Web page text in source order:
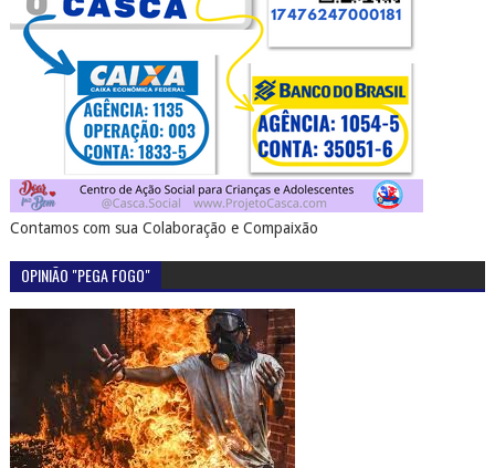
Contamos com sua Colaboração e Compaixão
OPINIÃO "PEGA FOGO"